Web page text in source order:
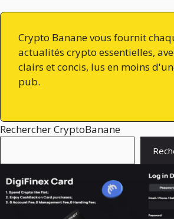
Crypto Banane vous fournit
actualités crypto essentielles,
clairs et concis, lus en moins
pub.
Rechercher CryptoBanane